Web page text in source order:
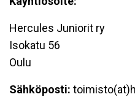
Hercules Juniorit ry
Isokatu 56
Oulu
Sähköposti: